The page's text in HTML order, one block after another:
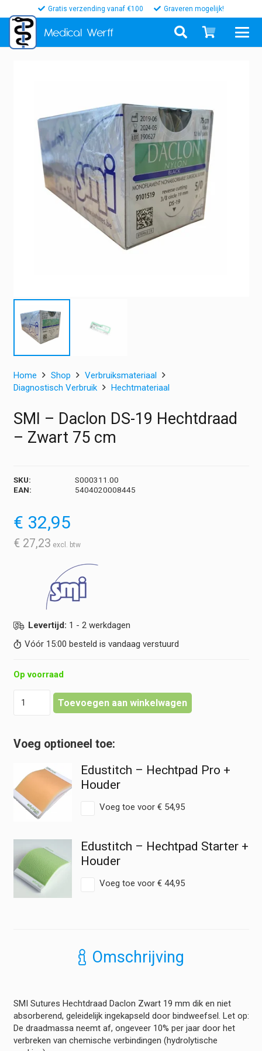
Gratis verzending vanaf €100 Graveren mogelijk!
Medical Werff
Home Shop
Verbruiksmateriaal
Diagnostisch Verbruik
Hechtmateriaal
SMI – Daclon DS-19 Hechtdraad
– Zwart 75 cm
SKU:
S000311.00
EAN:
5404020008445
€ 32,95
€ 27,23
Levertijd: 1 - 2 werkdagen
Vóór 15:00 besteld is vandaag verstuurd
Op voorraad
19
Zwart
75
cm
hoeveelheid
Toevoegen aan winkelwagen
Edustitch – Hechtpad Pro +
Houder
Voeg toe voor €54,95
Edustitch – Hechtpad Starter +
Houder
Voeg toe voor €44,95
Omschrijving
SMI Sutures Hechtdraad Daclon Zwart 19 mm dik en niet
absorberend, geleidelijk ingekapseld door bindweefsel. Let op:
De draadmassa neemt af, ongeveer 10% per jaar door het
verbreken van chemische verbindingen (hydrolytische